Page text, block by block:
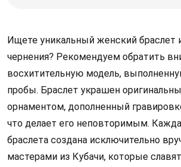
Ищете уникальный женский браслет
чернения? Рекомендуем обратить
восхитительную модель,
пробы. Браслет украшен
орнаментом, дополненный
что делает его неповторимым.
браслета создана исключительно
мастерами из Кубачи, которые